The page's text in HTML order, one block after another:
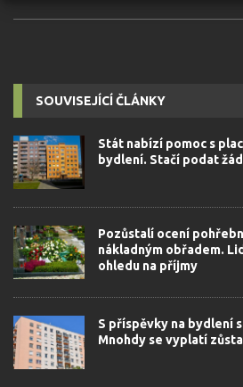
SOUVISEJÍCÍ ČLÁNKY
Stát nabízí pomoc s
bydlení. Stačí podat
Pozůstalí ocení
nákladným obřadem.
ohledu na příjmy
S příspěvky na bydlení
Mnohdy se vyplatí